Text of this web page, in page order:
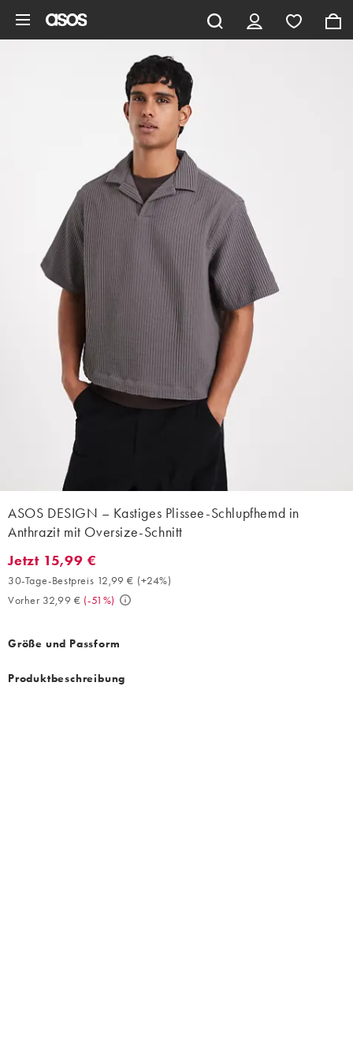
ASOS DESIGN – Kastiges Plissee-Schlupfhemd in
Anthrazit mit Oversize-Schnitt
Jetzt 15,99 €. 30-Tage-Bestpreis 12,99 € (+24%). Vorher 32,99
Jetzt 15,99 €
30-Tage-Bestpreis 12,99 € (+24%)
Vorher 32,99 € (-51%)
Größe und Passform
Produktbeschreibung